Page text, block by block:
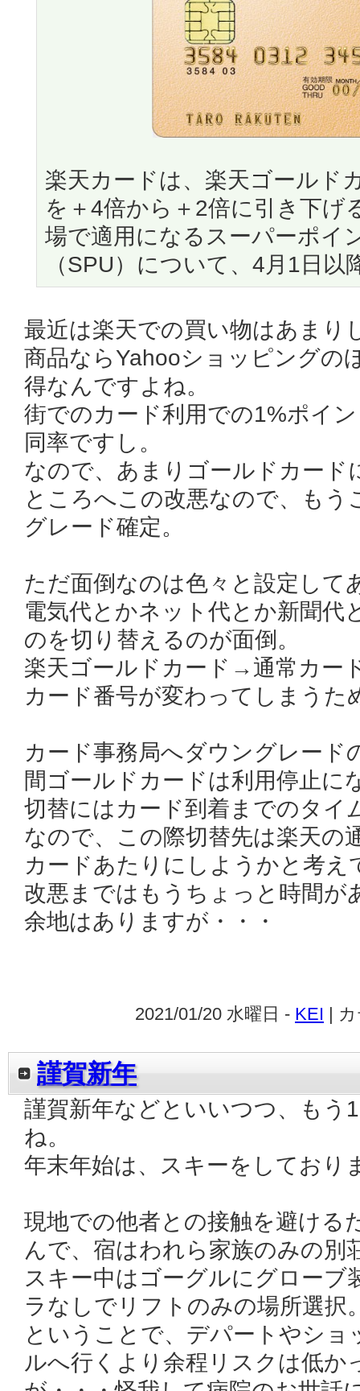
楽天カードは、楽天ゴールド
を＋4倍から＋2倍に引き下げ
場で適用になるスーパーポイ
（SPU）について、4月1日
最近は楽天での買い物はあまり
商品ならYahooショッピングの
得なんですよね。
街でのカード利用での1%ポイ
同率ですし。
なので、あまりゴールドカード
ところへこの改悪なので、も
グレード確定。
ただ面倒なのは色々と設定して
電気代とかネット代とか新聞代
のを切り替えるのが面倒。
楽天ゴールドカード→通常カー
カード番号が変わってしまうた
カード事務局へダウングレード
間ゴールドカードは利用停止に
切替にはカード到着までのタイ
なので、この際切替先は楽天の
カードあたりにしようかと考え
改悪まではもうちょっと時間が
余地はありますが・・・
2021/01/20 水曜日 - KEI |
謹賀新年
謹賀新年などといいつつ、もう
ね。
年末年始は、スキーをしており
現地での他者との接触を避ける
んで、宿はわれら家族のみの別
スキー中はゴーグルにグローブ
ラなしでリフトのみの場所選択
ということで、デパートやシ
ルへ行くより余程リスクは低か